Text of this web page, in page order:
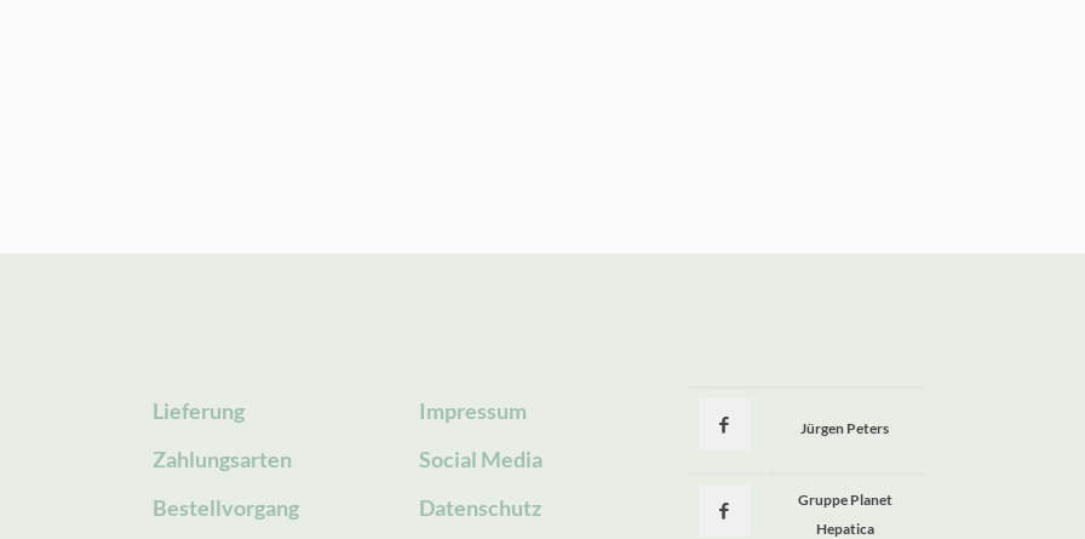
Lieferung
Zahlungsarten
Bestellvorgang
Impressum
Social Media
Datenschutz
Jürgen Peters
Gruppe Planet
Hepatica